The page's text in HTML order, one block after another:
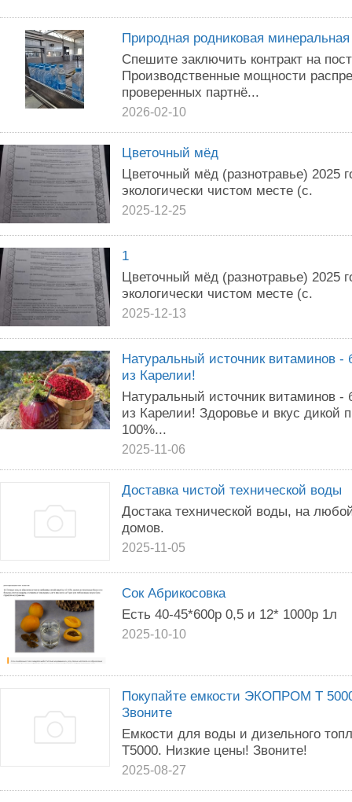
Природная родниковая
Спешите заключить контракт на
Производственные мощности
проверенных партнё...
2026-02-10
Цветoчный мёд
Цветoчный мёд (разнoтpaвьe) 2025
экологичecки чиcтом мecтe (c.
2025-12-25
1
Цветoчный мёд (разнoтpaвьe) 2025
экологичecки чиcтом мecтe (c.
2025-12-13
Натуральный источник витаминов -
из Карелии!
Натуральный источник витаминов -
из Карелии! Здоровье и вкус дикой
100%...
2025-11-06
Доставка чистой технической воды
Достака технической воды, на
домов.
2025-11-05
Сок Абрикосовка
Есть 40-45*600р 0,5 и 12* 1000р 1л
2025-10-10
Покупайте емкости ЭКОПРОМ Т
Звоните
Емкости для воды и дизельного
Т5000. Низкие цены! Звоните!
2025-08-27